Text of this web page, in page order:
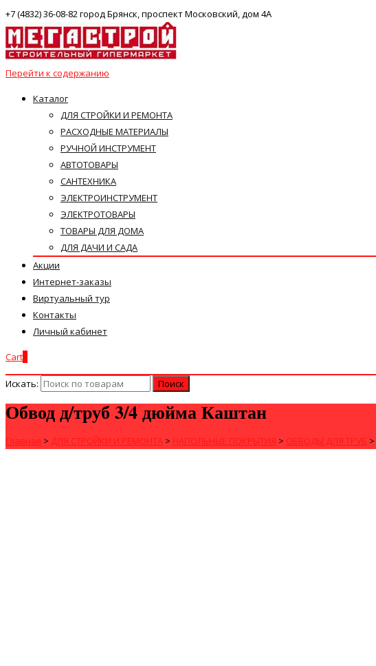
+7 (4832) 36-08-82 город Брянск, проспект Московский, дом 4А
Перейти к содержанию
Каталог
ДЛЯ СТРОЙКИ И РЕМОНТА
РАСХОДНЫЕ МАТЕРИАЛЫ
РУЧНОЙ ИНСТРУМЕНТ
АВТОТОВАРЫ
САНТЕХНИКА
ЭЛЕКТРОИНСТРУМЕНТ
ЭЛЕКТРОТОВАРЫ
ТОВАРЫ ДЛЯ ДОМА
ДЛЯ ДАЧИ И САДА
Акции
Интернет-заказы
Виртуальный тур
Контакты
Личный кабинет
Cart
Искать:
Обвод д/труб 3/4 дюйма Каштан
Главная > ДЛЯ СТРОЙКИ И РЕМОНТА > НАПОЛЬНЫЕ ПОКРЫТИЯ > ОБВОДЫ ДЛЯ ТРУБ >